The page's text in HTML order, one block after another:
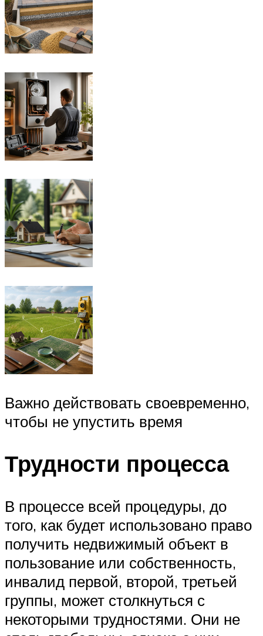
Важно действовать своевременно,
чтобы не упустить время
Трудности процесса
В процессе всей процедуры, до
того, как будет использовано право
получить недвижимый объект в
пользование или собственность,
инвалид первой, второй, третьей
группы, может столкнуться с
некоторыми трудностями. Они не